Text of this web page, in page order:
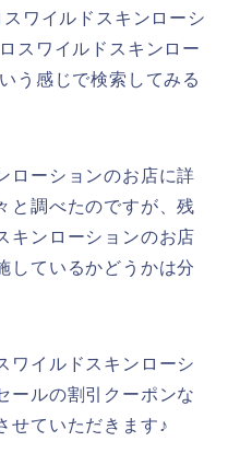
ワイルドスキンローシ
スワイルドスキンロー
う感じで検索してみる
ローションのお店に詳
と調べたのですが、残
キンローションのお店
しているかどうかは分
ワイルドスキンローシ
ールの割引クーポンな
せていただきます♪